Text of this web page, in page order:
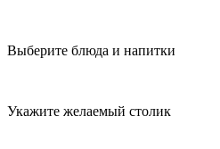
Выберите блюда и напитки
Укажите желаемый столик